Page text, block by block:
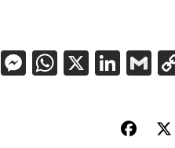
Facebook
Messenger
X